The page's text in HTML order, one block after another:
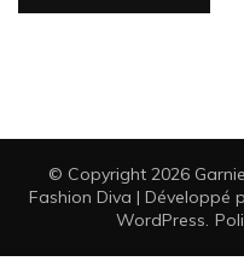
© Copyright 2026
Fashion Diva | Développé
WordPress.